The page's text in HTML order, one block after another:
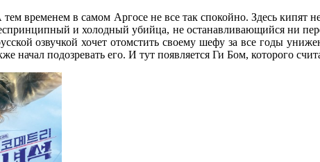
тем временем в самом Аргосе не все так спокойно. Здесь кипят
и холодный убийца, не останавливающийся ни
озвучкой хочет отомстить своему шефу за все годы
начал подозревать его. И тут появляется Ги Бом, которого